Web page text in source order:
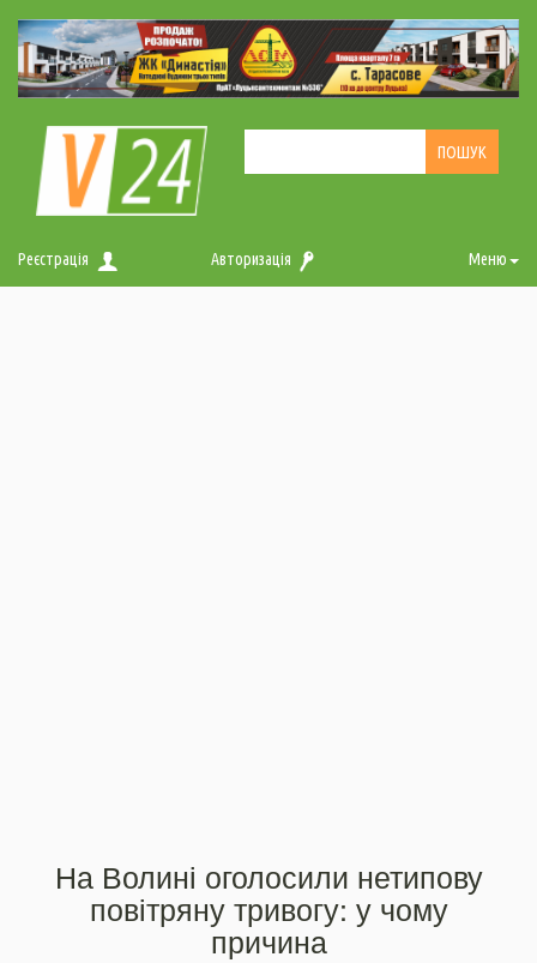
Реєстрація Авторизація Меню
На Волині оголосили нетипову
повітряну тривогу: у чому
причина